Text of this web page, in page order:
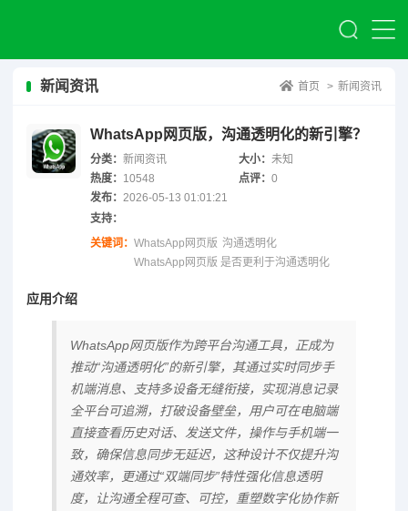
新闻资讯 首页 > 新闻资讯
WhatsApp网页版，沟通透明化的新引擎？
分类： 新闻资讯 大小：未知
热度： 10548 点评：0
发布： 2026-05-13 01:01:21
支持：
关键词： WhatsApp网页版 沟通透明化
WhatsApp网页版 是否更利于沟通透明化
应用介绍
WhatsApp网页版作为跨平台沟通工具，正成为
推动“沟通透明化”的新引擎，其通过实时同步手
机端消息、支持多设备无缝衔接，实现消息记录
全平台可追溯，打破设备壁垒，用户可在电脑端
直接查看历史对话、发送文件，操作与手机端一
致，确保信息同步无延迟，这种设计不仅提升沟
通效率，更通过“双端同步”特性强化信息透明
度，让沟通全程可查、可控，重塑数字化协作新